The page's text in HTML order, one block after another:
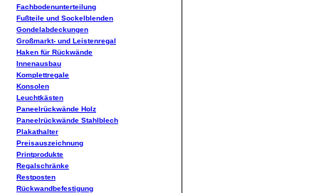
Fachbodenunterteilung
Fußteile und Sockelblenden
Gondelabdeckungen
Großmarkt- und Leistenregal
Haken für Rückwände
Innenausbau
Komplettregale
Konsolen
Leuchtkästen
Paneelrückwände Holz
Paneelrückwände Stahlblech
Plakathalter
Preisauszeichnung
Printprodukte
Regalschränke
Restposten
Rückwandbefestigung